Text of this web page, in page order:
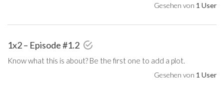
Gesehen von 1 User
1x2 – Episode #1.2
Know what this is about? Be the first one to add a plot.
Gesehen von 1 User